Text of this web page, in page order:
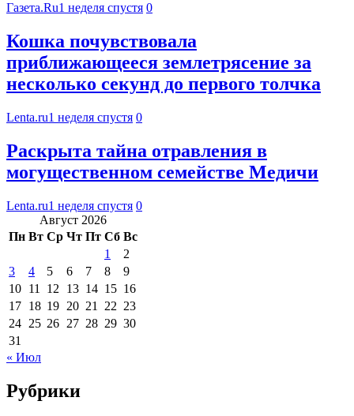
Газета.Ru1 неделя спустя 0
Кошка почувствовала
приближающееся землетрясение за
несколько секунд до первого толчка
Lenta.ru1 неделя спустя 0
Раскрыта тайна отравления в
могущественном семействе Медичи
Lenta.ru1 неделя спустя 0
Август 2026
Пн Вт Ср Чт Пт Сб Вс
1
2
3
4 5 6 7 8
9
10 11 12 13 14 15 16
17 18 19 20 21 22 23
24 25 26 27 28 29 30
31
« Июл
Рубрики